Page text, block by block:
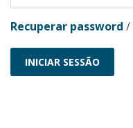
Recuperar password /
INICIAR SESSÃO